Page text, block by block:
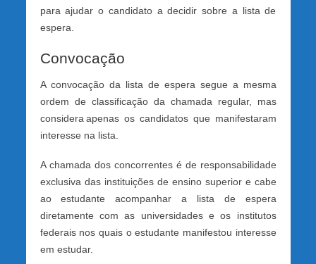
para ajudar o candidato a decidir sobre a lista de
espera.
Convocação
A convocação da lista de espera segue a mesma
ordem de classificação da chamada regular, mas
considera apenas os candidatos que manifestaram
interesse na lista.
A chamada dos concorrentes é de responsabilidade
exclusiva das instituições de ensino superior e cabe
ao estudante acompanhar a lista de espera
diretamente com as universidades e os institutos
federais nos quais o estudante manifestou interesse
em estudar.